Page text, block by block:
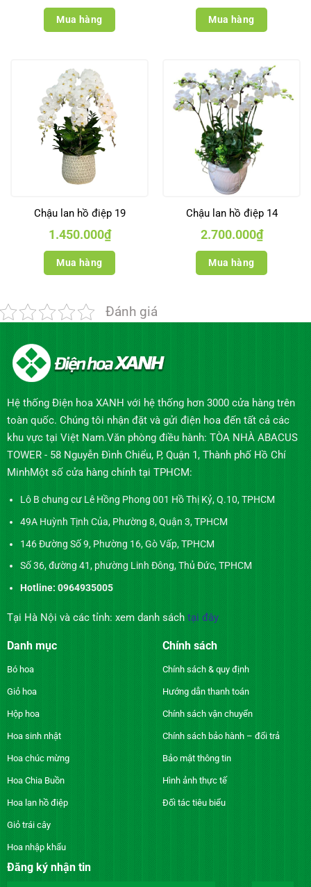
Mua hàng Mua hàng
Chậu lan hồ điệp 19
1.450.000₫
Mua hàng
Chậu lan hồ điệp 14
2.700.000₫
Mua hàng
Đánh giá
Hệ thống Điện hoa XANH với hệ thống hơn 3000 cửa hàng trên
toàn quốc. Chúng tôi nhận đặt và gửi điện hoa đến tất cả các
khu vực tại Việt Nam.Văn phòng điều hành: TÒA NHÀ ABACUS
TOWER - 58 Nguyễn Đình Chiểu, P, Quận 1, Thành phố Hồ Chí
MinhMột số cửa hàng chính tại TPHCM:
Lô B chung cư Lê Hồng Phong 001 Hồ Thị Kỷ, Q.10, TPHCM
49A Huỳnh Tịnh Của, Phường 8, Quận 3, TPHCM
146 Đường Số 9, Phường 16, Gò Vấp, TPHCM
Số 36, đường 41, phường Linh Đông, Thủ Đức, TPHCM
Hotline: 0964935005
Tại Hà Nội và các tỉnh: xem danh sách tại đây
Danh mục
Bó hoa
Giỏ hoa
Hộp hoa
Hoa sinh nhật
Hoa chúc mừng
Hoa Chia Buồn
Hoa lan hồ điệp
Giỏ trái cây
Hoa nhập khẩu
Chính sách
Chính sách & quy định
Hướng dẫn thanh toán
Chính sách vận chuyển
Chính sách bảo hành – đổi trả
Bảo mật thông tin
Hình ảnh thực tế
Đối tác tiêu biểu
Đăng ký nhận tin